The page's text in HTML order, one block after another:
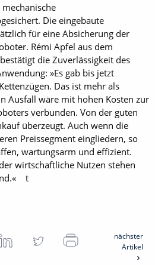
Die eingebaute
für eine Absicherung der
Rémi Apfel aus dem
die Zuverlässigkeit des
»Es gab bis jetzt
Das ist mehr als
Ausfall wäre mit hohen Kosten zur
verbunden. Von der guten
überzeugt. Auch wenn die
Preissegment eingliedern, so
wartungsarm und effizient.
wirtschaftliche Nutzen stehen
t
nächster
Artikel